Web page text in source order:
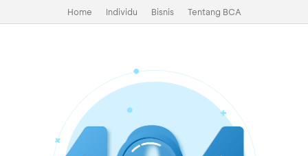
Home Individu Bisnis Tentang BCA